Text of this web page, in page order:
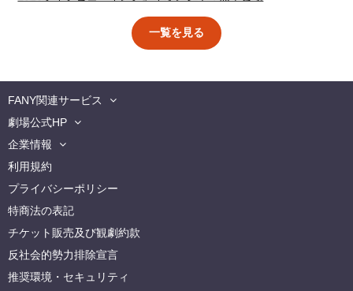
一覧を見る
FANY関連サービス
劇場公式HP
企業情報
利用規約
プライバシーポリシー
特商法の表記
チケット販売及び観劇約款
反社会的勢力排除宣言
推奨環境・セキュリティ